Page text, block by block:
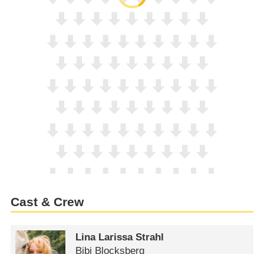
Cast & Crew
Lina Larissa Strahl
Bibi Blocksberg